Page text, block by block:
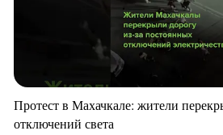
Протест в Махачкале: жители
отключений света